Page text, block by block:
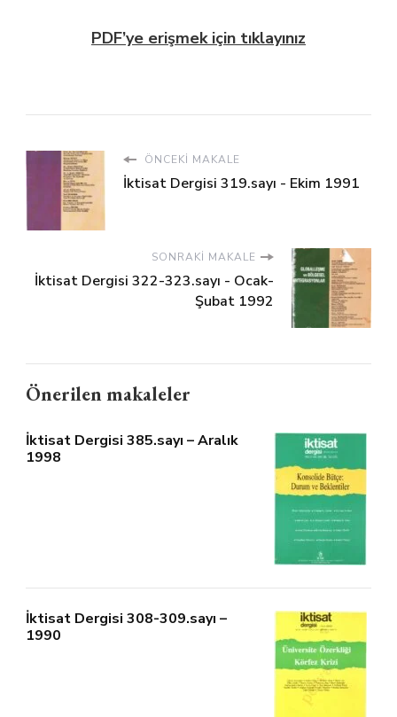
PDF’ye erişmek için tıklayınız
ÖNCEKI MAKALE
İktisat Dergisi 319.sayı - Ekim 1991
SONRAKI MAKALE
İktisat Dergisi 322-323.sayı - Ocak-
Şubat 1992
Önerilen makaleler
İktisat Dergisi 385.sayı – Aralık
1998
İktisat Dergisi 308-309.sayı –
1990